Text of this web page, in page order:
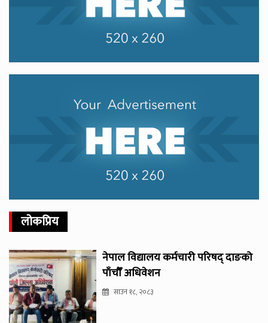
लोकप्रिय
नेपाल विद्यालय कर्मचारी परिषद् दाङको
पाँचौँ अधिवेशन
साउन १८, २०८३